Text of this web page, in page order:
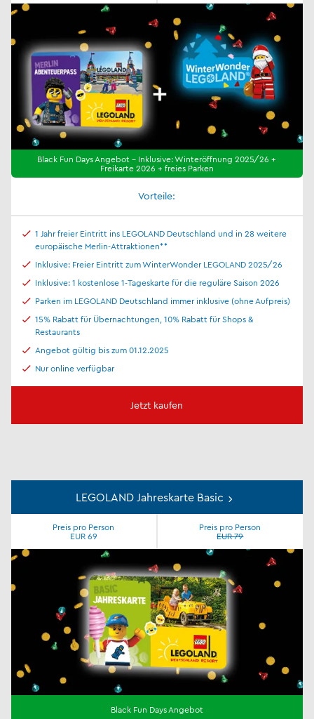
Black Fun Days Angebot - Inklusive: Winteröffnung 2025/26 +
Freikarte 2026 + freies Parken
Vorteile:
1 Jahr freier Eintritt ins LEGOLAND Deutschland und in 28 weitere
europäische Merlin-Attraktionen**
Inklusive: Freier Eintritt zum WinterWonder LEGOLAND 2025/26
Inklusive: 1 kostenlose 1-Tageskarte für die reguläre Saison 2026
Parken im LEGOLAND Deutschland immer inklusive (ohne Aufpreis)
15% Rabatt für Übernachtungen, 10% Rabatt für Shops &
Restaurants
Angebot gültig bis zum 01.12.2025
Nur online verfügbar
Jetzt kaufen
LEGOLAND Jahreskarte Basic
Preis pro Person
EUR 69
Preis pro Person
EUR 79
Black Fun Days Angebot